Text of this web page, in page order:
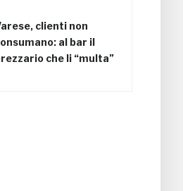
clienti non
al bar il
che li “multa”